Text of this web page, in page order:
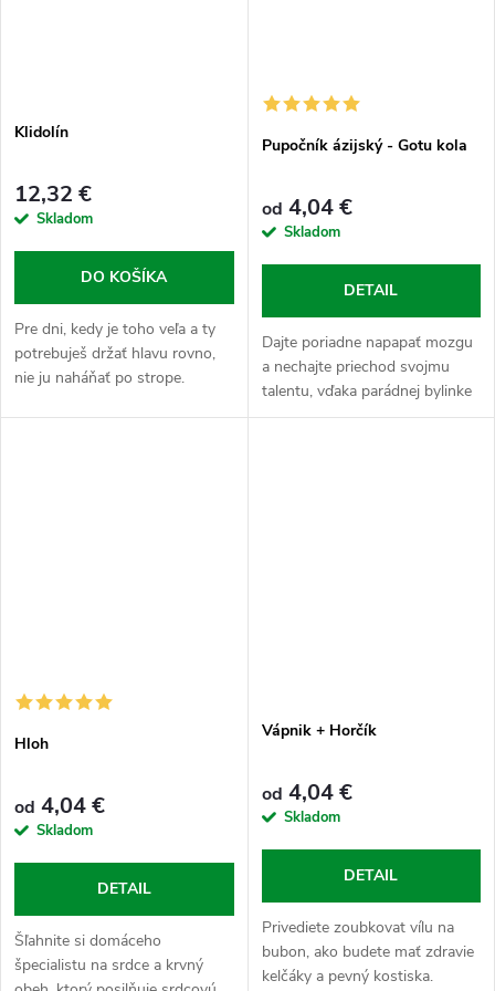
Klidolín
12,32 €
Skladom
DO KOŠÍKA
Pre dni, kedy je toho veľa a ty
potrebuješ držať hlavu rovno,
nie ju naháňať po strope.
Pupočník ázijský - Gotu kola
od 4,04 €
Skladom
DETAIL
Dajte poriadne napapať mozgu
a nechajte priechod svojmu
talentu, vďaka parádnej bylinke
ktorá osvieži vaše telo, prispeje
Hloh
od 4,04 €
Skladom
DETAIL
Šľahnite si domáceho
špecialistu na srdce a krvný
Vápnik + Horčík
od 4,04 €
Skladom
DETAIL
Privediete zoubkovat vílu na
bubon, ako budete mať zdravie
kelčáky a pevný kostiska.